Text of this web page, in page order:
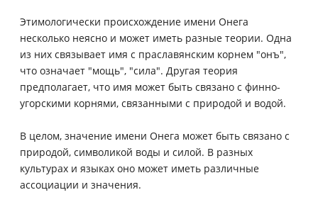
Этимологически происхождение имени Онега
несколько неясно и может иметь разные теории. Одна
из них связывает имя с праславянским корнем "онъ",
что означает "мощь", "сила". Другая теория
предполагает, что имя может быть связано с финно-
угорскими корнями, связанными с природой и водой.
В целом, значение имени Онега может быть связано с
природой, символикой воды и силой. В разных
культурах и языках оно может иметь различные
ассоциации и значения.